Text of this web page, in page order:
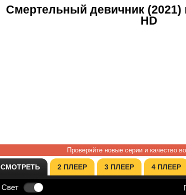
Смертельный девичник (2021)
HD
Проверяйте новые серии и качество
СМОТРЕТЬ 2 ПЛЕЕР 3 ПЛЕЕР 4 ПЛЕЕР
Свет